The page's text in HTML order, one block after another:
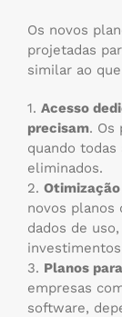
Os novos
projetadas
similar ao
1. Acesso
precisam. Os
quando
eliminados.
2.
novos planos
dados de
3. Planos
empresas
software,